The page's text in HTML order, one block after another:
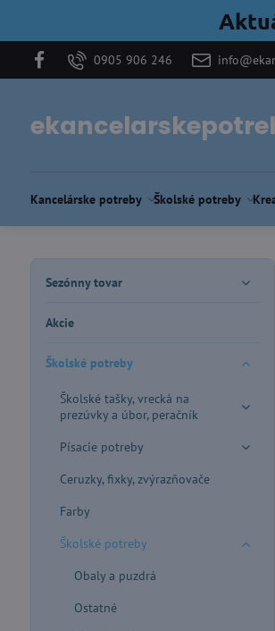
0905 906 246
Kancelárske potreby Školské potreby
Sezónny tovar
Akcie
Školské potreby
Školské tašky, vrecká na
prezúvky a úbor, peračník
Písacie potreby
Ceruzky, fixky, zvýrazňovače
Farby
Školské potreby
Obaly a puzdrá
Ostatné